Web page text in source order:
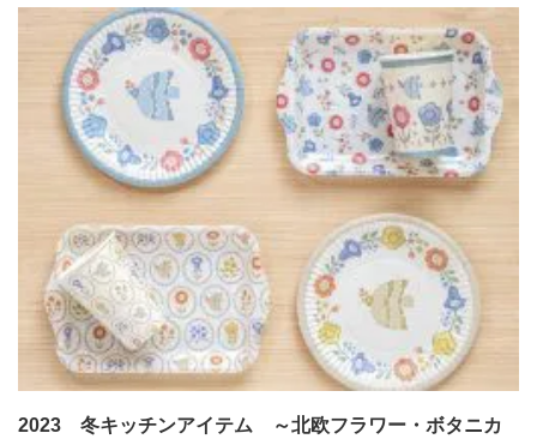
2023 冬キッチンアイテム ～北欧フラワー・ボタニカ